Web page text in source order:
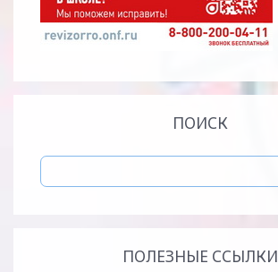
ПОИСК
ПОЛЕЗНЫЕ ССЫЛКИ